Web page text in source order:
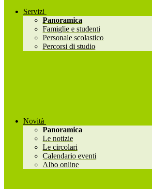
Servizi
Panoramica
Famiglie e studenti
Personale scolastico
Percorsi di studio
Novità
Panoramica
Le notizie
Le circolari
Calendario eventi
Albo online